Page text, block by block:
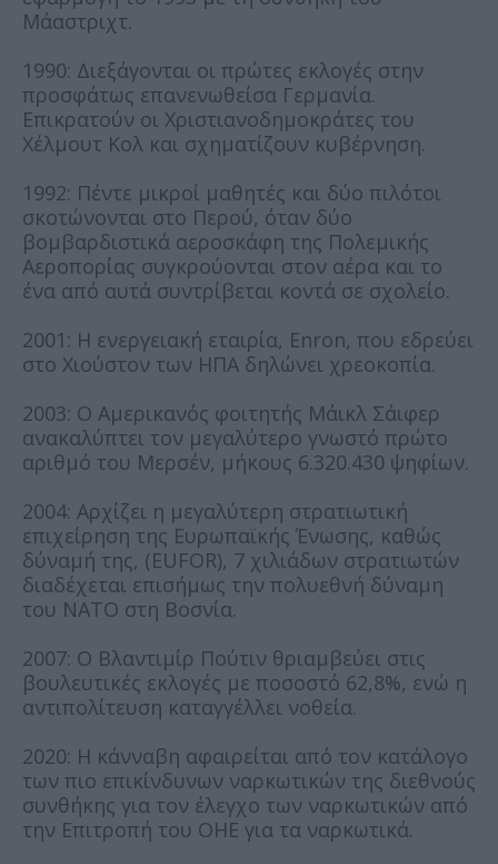
Μάαστριχτ.
1990: Διεξάγονται οι πρώτες εκλογές στην
προσφάτως επανενωθείσα Γερμανία.
Επικρατούν οι Χριστιανοδημοκράτες του
Χέλμουτ Κολ και σχηματίζουν κυβέρνηση.
1992: Πέντε μικροί μαθητές και δύο πιλότοι
σκοτώνονται στο Περού, όταν δύο
βομβαρδιστικά αεροσκάφη της Πολεμικής
Αεροπορίας συγκρούονται στον αέρα και το
ένα από αυτά συντρίβεται κοντά σε σχολείο.
2001: Η ενεργειακή εταιρία, Enron, που εδρεύει
στο Χιούστον των ΗΠΑ δηλώνει χρεοκοπία.
2003: Ο Αμερικανός φοιτητής Μάικλ Σάιφερ
ανακαλύπτει τον μεγαλύτερο γνωστό πρώτο
αριθμό του Μερσέν, μήκους 6.320.430 ψηφίων.
2004: Αρχίζει η μεγαλύτερη στρατιωτική
επιχείρηση της Ευρωπαϊκής Ένωσης, καθώς
δύναμή της, (EUFOR), 7 χιλιάδων στρατιωτών
διαδέχεται επισήμως την πολυεθνή δύναμη
του ΝΑΤΟ στη Βοσνία.
2007: Ο Βλαντιμίρ Πούτιν θριαμβεύει στις
βουλευτικές εκλογές με ποσοστό 62,8%, ενώ η
αντιπολίτευση καταγγέλλει νοθεία.
2020: Η κάνναβη αφαιρείται από τον κατάλογο
των πιο επικίνδυνων ναρκωτικών της διεθνούς
συνθήκης για τον έλεγχο των ναρκωτικών από
την Επιτροπή του ΟΗΕ για τα ναρκωτικά.